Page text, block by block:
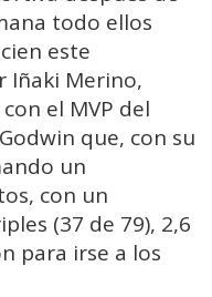
todo ellos
este
Iñaki Merino,
el MVP del
que, con su
un
con un
(37 de 79), 2,6
para irse a los